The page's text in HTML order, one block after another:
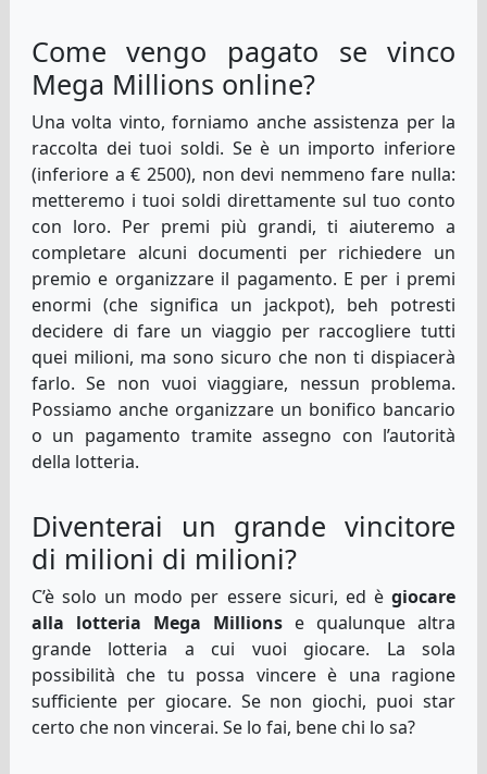
Come vengo pagato se vinco
Mega Millions online?
Una volta vinto, forniamo anche assistenza per la
raccolta dei tuoi soldi. Se è un importo inferiore
(inferiore a € 2500), non devi nemmeno fare nulla:
metteremo i tuoi soldi direttamente sul tuo conto
con loro. Per premi più grandi, ti aiuteremo a
completare alcuni documenti per richiedere un
premio e organizzare il pagamento. E per i premi
enormi (che significa un jackpot), beh potresti
decidere di fare un viaggio per raccogliere tutti
quei milioni, ma sono sicuro che non ti dispiacerà
farlo. Se non vuoi viaggiare, nessun problema.
Possiamo anche organizzare un bonifico bancario
o un pagamento tramite assegno con l’autorità
della lotteria.
Diventerai un grande vincitore
di milioni di milioni?
C’è solo un modo per essere sicuri, ed ègiocare
alla lotteria Mega Millions e qualunque altra
grande lotteria a cui vuoi giocare. La sola
possibilità che tu possa vincere è una ragione
sufficiente per giocare. Se non giochi, puoi star
certo che non vincerai. Se lo fai, bene chi lo sa?